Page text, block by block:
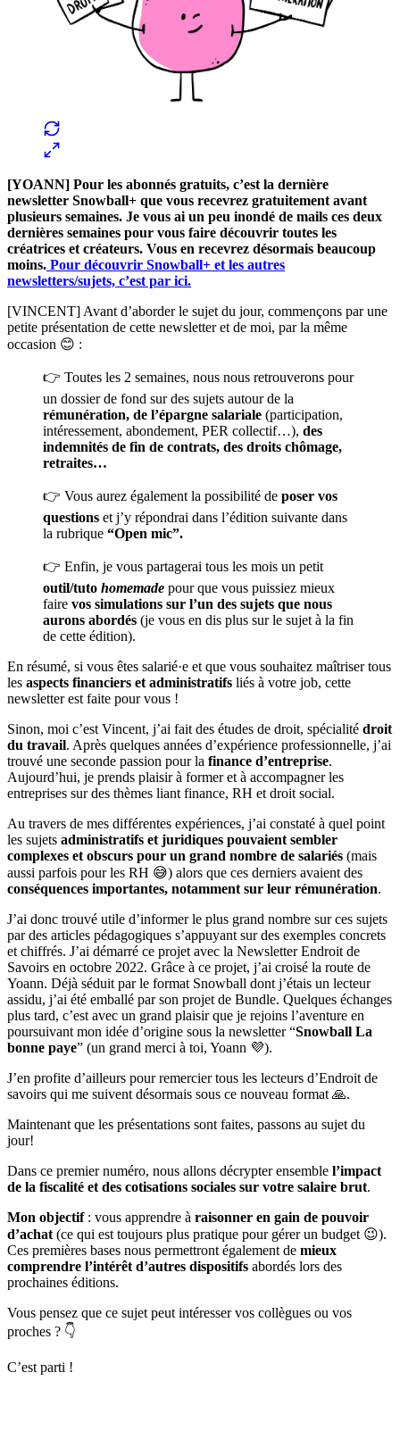
[YOANN] Pour les abonnés gratuits, c’est la dernière
newsletter Snowball+ que vous recevrez gratuitement avant
plusieurs semaines. Je vous ai un peu inondé de mails ces deux
dernières semaines pour vous faire découvrir toutes les
créatrices et créateurs. Vous en recevrez désormais beaucoup
moins. Pour découvrir Snowball+ et les autres
newsletters/sujets, c’est par ici.
[VINCENT] Avant d’aborder le sujet du jour, commençons par une
petite présentation de cette newsletter et de moi, par la même
occasion 😊 :
👉 Toutes les 2 semaines, nous nous retrouverons pour
un dossier de fond sur des sujets autour de la
rémunération, de l’épargne salariale (participation,
intéressement, abondement, PER collectif…), des
indemnités de fin de contrats, des droits chômage,
retraites…
👉 Vous aurez également la possibilité de poser vos
questions et j’y répondrai dans l’édition suivante dans
la rubrique “Open mic”.
👉 Enfin, je vous partagerai tous les mois un petit
outil/tuto homemade pour que vous puissiez mieux
faire vos simulations sur l’un des sujets que nous
aurons abordés (je vous en dis plus sur le sujet à la fin
de cette édition).
En résumé, si vous êtes salarié·e et que vous souhaitez maîtriser tous
les aspects financiers et administratifs liés à votre job, cette
newsletter est faite pour vous !
Sinon, moi c’est Vincent, j’ai fait des études de droit, spécialité droit
du travail. Après quelques années d’expérience professionnelle, j’ai
trouvé une seconde passion pour la finance d’entreprise.
Aujourd’hui, je prends plaisir à former et à accompagner les
entreprises sur des thèmes liant finance, RH et droit social.
Au travers de mes différentes expériences, j’ai constaté à quel point
les sujets administratifs et juridiques pouvaient sembler
complexes et obscurs pour un grand nombre de salariés (mais
aussi parfois pour les RH 😅) alors que ces derniers avaient des
conséquences importantes, notamment sur leur rémunération.
J’ai donc trouvé utile d’informer le plus grand nombre sur ces sujets
par des articles pédagogiques s’appuyant sur des exemples concrets
et chiffrés. J’ai démarré ce projet avec la Newsletter Endroit de
Savoirs en octobre 2022. Grâce à ce projet, j’ai croisé la route de
Yoann. Déjà séduit par le format Snowball dont j’étais un lecteur
assidu, j’ai été emballé par son projet de Bundle. Quelques échanges
plus tard, c’est avec un grand plaisir que je rejoins l’aventure en
poursuivant mon idée d’origine sous la newsletter “Snowball La
bonne paye” (un grand merci à toi, Yoann 💜).
J’en profite d’ailleurs pour remercier tous les lecteurs d’Endroit de
savoirs qui me suivent désormais sous ce nouveau format 🙏.
Maintenant que les présentations sont faites, passons au sujet du
jour!
Dans ce premier numéro, nous allons décrypter ensemble l’impact
de la fiscalité et des cotisations sociales sur votre salaire brut.
Mon objectif : vous apprendre à raisonner en gain de pouvoir
d’achat (ce qui est toujours plus pratique pour gérer un budget 😉).
Ces premières bases nous permettront également de mieux
comprendre l’intérêt d’autres dispositifs abordés lors des
prochaines éditions.
Vous pensez que ce sujet peut intéresser vos collègues ou vos
proches ? 👇
C’est parti !